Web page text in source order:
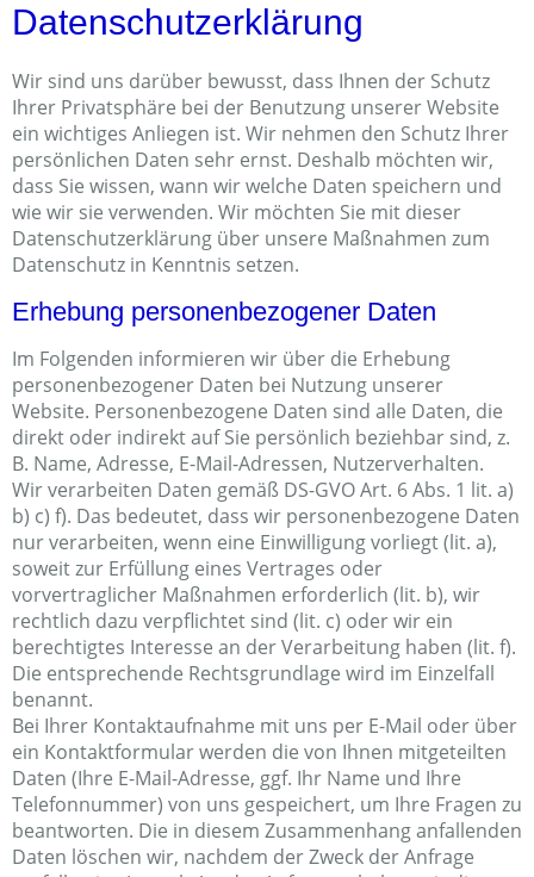
Datenschutz­erklärung
Wir sind uns darüber bewusst, dass Ihnen der Schutz
Ihrer Privatsphäre bei der Benutzung unserer Website
ein wichtiges Anliegen ist. Wir nehmen den Schutz Ihrer
persönlichen Daten sehr ernst. Deshalb möchten wir,
dass Sie wissen, wann wir welche Daten speichern und
wie wir sie verwenden. Wir möchten Sie mit dieser
Datenschutzerklärung über unsere Maßnahmen zum
Datenschutz in Kenntnis setzen.
Erhebung personenbezogener Daten
Im Folgenden informieren wir über die Erhebung
personenbezogener Daten bei Nutzung unserer
Website. Personenbezogene Daten sind alle Daten, die
direkt oder indirekt auf Sie persönlich beziehbar sind, z.
B. Name, Adresse, E-Mail-Adressen, Nutzerverhalten.
Wir verarbeiten Daten gemäß DS-GVO Art. 6 Abs. 1 lit. a)
b) c) f). Das bedeutet, dass wir personenbezogene Daten
nur verarbeiten, wenn eine Einwilligung vorliegt (lit. a),
soweit zur Erfüllung eines Vertrages oder
vorvertraglicher Maßnahmen erforderlich (lit. b), wir
rechtlich dazu verpflichtet sind (lit. c) oder wir ein
berechtigtes Interesse an der Verarbeitung haben (lit. f).
Die entsprechende Rechtsgrundlage wird im Einzelfall
benannt.
Bei Ihrer Kontaktaufnahme mit uns per E-Mail oder über
ein Kontaktformular werden die von Ihnen mitgeteilten
Daten (Ihre E-Mail-Adresse, ggf. Ihr Name und Ihre
Telefonnummer) von uns gespeichert, um Ihre Fragen zu
beantworten. Die in diesem Zusammenhang anfallenden
Daten löschen wir, nachdem der Zweck der Anfrage